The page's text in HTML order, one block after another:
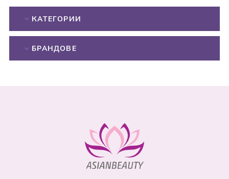
КАТЕГОРИИ
БРАНДОВЕ